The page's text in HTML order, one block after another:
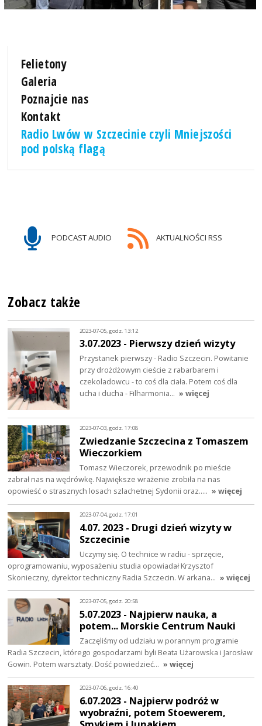
Felietony
Galeria
Poznajcie nas
Kontakt
Radio Lwów w Szczecinie czyli Mniejszości
pod polską flagą
PODCAST AUDIO AKTUALNOŚCI RSS
Zobacz także
2023-07-05, godz. 13:12
3.07.2023 - Pierwszy dzień wizyty
Przystanek pierwszy - Radio Szczecin. Powitanie
przy drożdżowym cieście z rabarbarem i
czekoladowcu - to coś dla ciała. Potem coś dla
ucha i ducha - Filharmonia… » więcej
2023-07-03, godz. 17:08
Zwiedzanie Szczecina z Tomaszem
Wieczorkiem
Tomasz Wieczorek, przewodnik po mieście
zabrał nas na wędrówkę. Największe wrażenie zrobiła na nas
opowieść o strasznych losach szlachetnej Sydonii oraz..… » więcej
2023-07-04, godz. 17:01
4.07. 2023 - Drugi dzień wizyty w
Szczecinie
Uczymy się. O technice w radiu - sprzęcie,
oprogramowaniu, wyposażeniu studia opowiadał Krzysztof
Skonieczny, dyrektor techniczny Radia Szczecin. W arkana… » więcej
2023-07-05, godz. 20:58
5.07.2023 - Najpierw nauka, a
potem... Morskie Centrum Nauki
Zaczęliśmy od udziału w porannym programie
Radia Szczecin, którego gospodarzami byli Beata Użarowska i Jarosław
Gowin. Potem warsztaty. Dość powiedzieć… » więcej
2023-07-06, godz. 16:40
6.07.2023 - Najpierw podróż w
wyobraźni, potem Stoewerem,